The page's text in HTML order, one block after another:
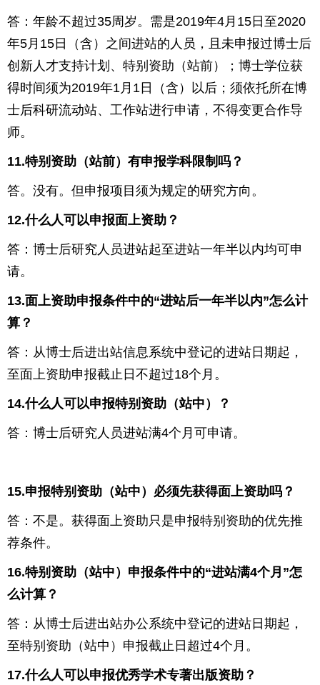
答：年龄不超过35周岁。需是2019年4 月 15日至2020
年5 月 15日（含）之间进站的人员，且未申报过博士后
创新人才支持计划、特别资助（站前）；博士学位获
得时间须为2019年1 月 1 日（含）以后；须依托所在博
士后科研流动站、工作站进行申请，不得变更合作导
师。
11.特别资助（站前）有申报学科限制吗？
答。没有。但申报项目须为规定的研究方向。
12.什么人可以申报面上资助？
答：博士后研究人员进站起至进站一年半以内均可申
请。
13.面上资助申报条件中的“进站后一年半以内”怎么计
算？
答：从博士后进出站信息系统中登记的进站日期起，
至面上资助申报截止日不超过18个月。
14.什么人可以申报特别资助（站中）？
答：博士后研究人员进站满4个月可申请。
15.申报特别资助（站中）必须先获得面上资助吗？
答：不是。获得面上资助只是申报特别资助的优先推
荐条件。
16.特别资助（站中）申报条件中的“进站满4个月”怎
么计算？
答：从博士后进出站办公系统中登记的进站日期起，
至特别资助（站中）申报截止日超过4个月。
17.什么人可以申报优秀学术专著出版资助？